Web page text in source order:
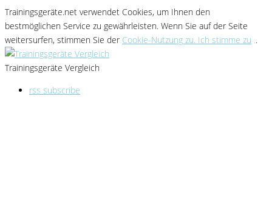
Trainingsgeräte.net verwendet Cookies, um Ihnen den
bestmöglichen Service zu gewährleisten. Wenn Sie auf der Seite
weitersurfen, stimmen Sie der Cookie-Nutzung zu. Ich stimme zu ..
Trainingsgeräte Vergleich
rss subscribe